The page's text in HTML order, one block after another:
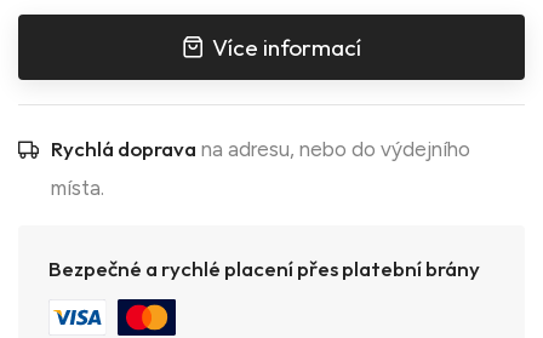
Více informací
Rychlá doprava na adresu, nebo do výdejního
místa.
Bezpečné a rychlé placení přes platební brány